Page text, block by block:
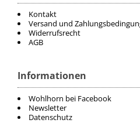
Kontakt
Versand und
Widerrufsrecht
AGB
Informationen
Wohlhorn bei Facebook
Newsletter
Datenschutz
KENTUCKY HORSEWEAR
KEP
PIKEUR